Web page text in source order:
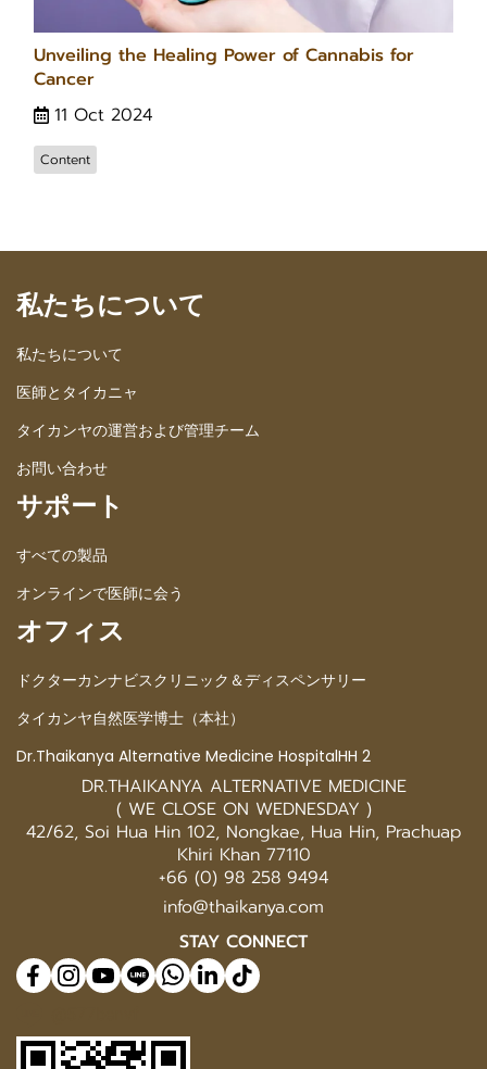
Unveiling the Healing Power of Cannabis for
Cancer
11 Oct 2024
Content
私たちについて
私たちについて
医師とタイカニャ
タイカンヤの運営および管理チーム
お問い合わせ
サポート
すべての製品
オンラインで医師に会う
オフィス
ドクターカンナビスクリニック＆ディスペンサリー
タイカンヤ自然医学博士（本社）
Dr.Thaikanya Alternative Medicine HospitalHH 2
DR.THAIKANYA ALTERNATIVE MEDICINE
( WE CLOSE ON WEDNESDAY )
42/62, Soi Hua Hin 102, Nongkae, Hua Hin, Prachuap
Khiri Khan 77110
+66 (0) 98 258 9494
info@thaikanya.com
STAY CONNECT